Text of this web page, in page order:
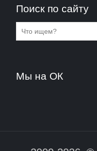
Поиск по сайту
Мы на ОК